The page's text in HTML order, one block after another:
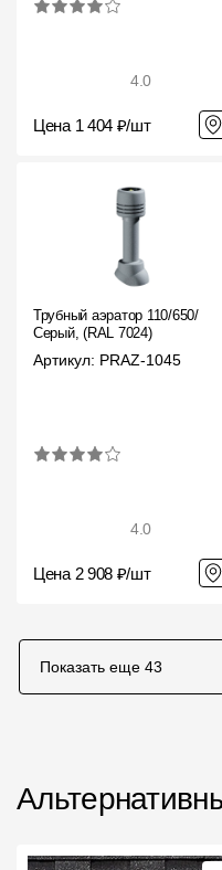
4.0
Цена 1 404 ₽/шт
Трубный аэратор 110/650/
Серый, (RAL 7024)
Артикул: PRAZ-1045
4.0
Цена 2 908 ₽/шт
Показать еще 43